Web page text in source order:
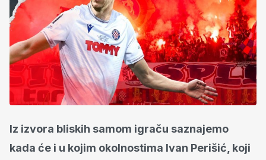
Iz izvora bliskih samom igraču saznajemo
kada će i u kojim okolnostima Ivan Perišić, koji